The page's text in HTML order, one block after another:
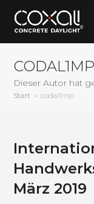
CODAL1MP
Dieser Autor hat
Start » codal1mp
März 2019